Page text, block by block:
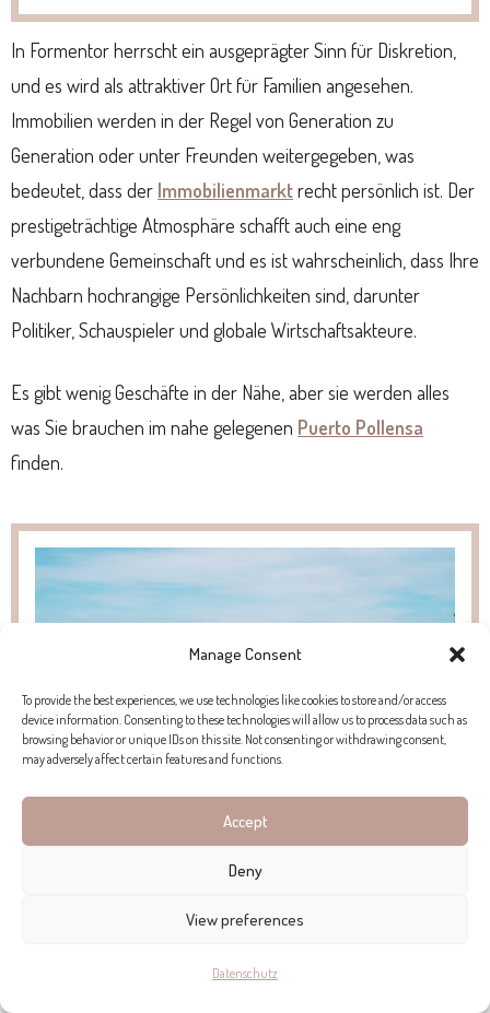
Manage Consent
To provide the best experiences, we use technologies like cookies to store and/or access
device information. Consenting to these technologies will allow us to process data such as
browsing behavior or unique IDs on this site. Not consenting or withdrawing consent,
may adversely affect certain features and functions.
Accept
Deny
View preferences
Datenschutz
In Formentor herrscht ein ausgeprägter Sinn für Diskretion,
und es wird als attraktiver Ort für Familien angesehen.
Immobilien werden in der Regel von Generation zu
Generation oder unter Freunden weitergegeben, was
bedeutet, dass der Immobilienmarktrecht persönlich ist. Der
prestigeträchtige Atmosphäre schafft auch eine eng
verbundene Gemeinschaft und es ist wahrscheinlich, dass Ihre
Nachbarn hochrangige Persönlichkeiten sind, darunter
Politiker, Schauspieler und globale Wirtschaftsakteure.
Es gibt wenig Geschäfte in der Nähe, aber sie werden alles
was Sie brauchen im nahe gelegenen Puerto Pollensa
finden.
Dörfer machen die Serra de Tramuntana aus – eine Region, die für ihre